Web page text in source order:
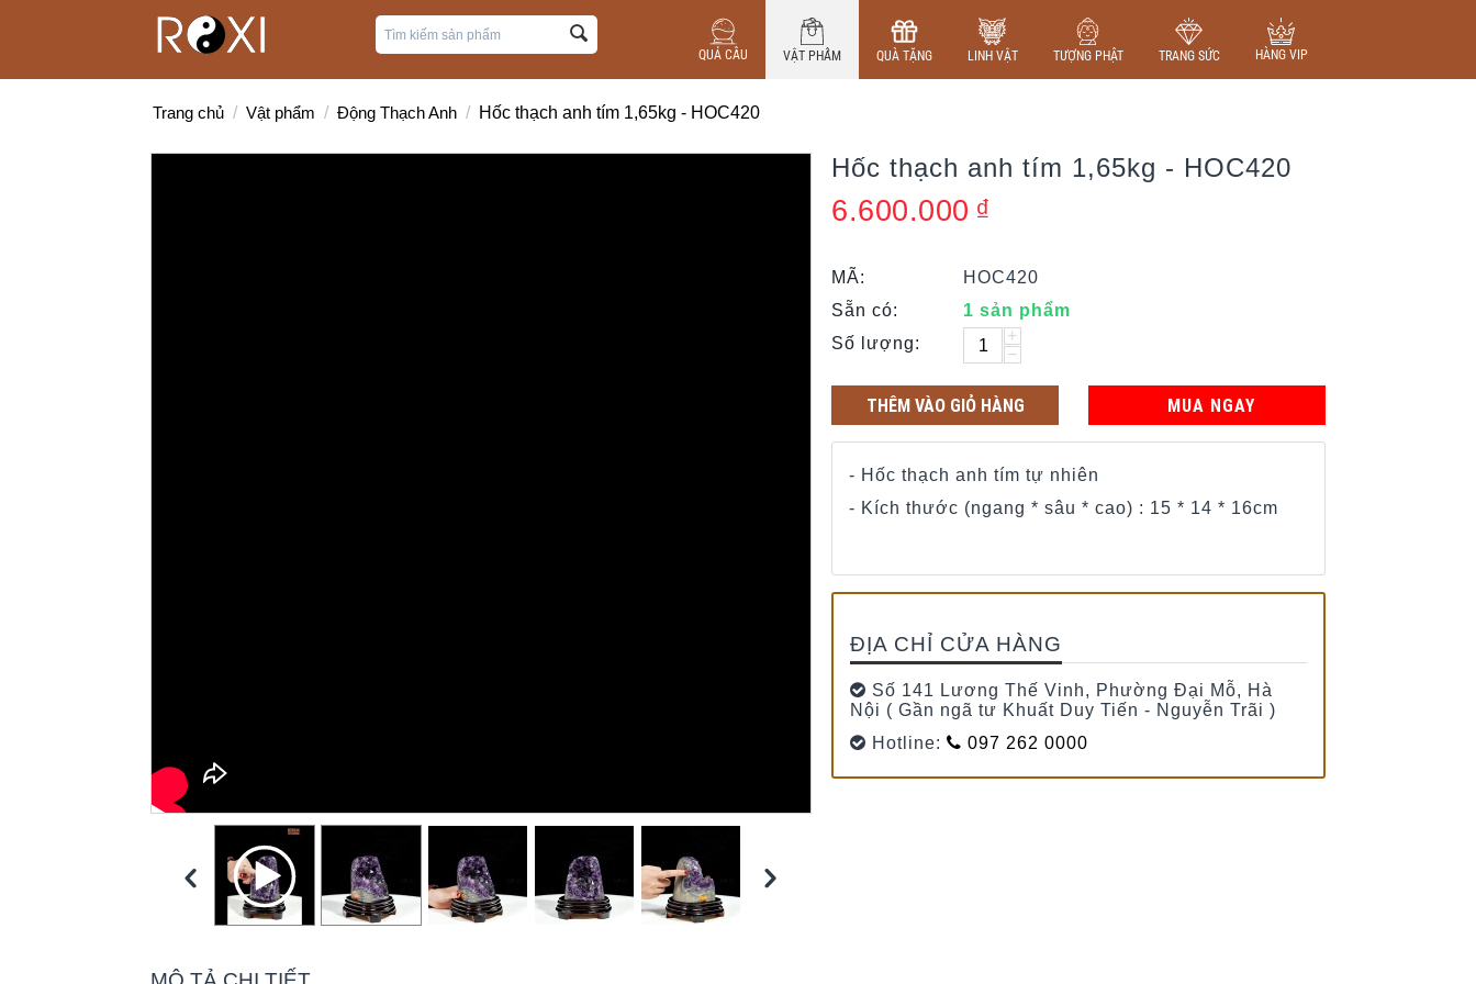
QUẢ CẦU VẬT PHẨM QUÀ TẶNG LINH VẬT TƯỢNG PHẬT TRANG SỨC HÀNG VIP
Trang chủ / Vật phẩm / Động Thạch Anh / Hốc thạch anh tím 1,65kg - HOC420
Hốc thạch anh tím 1,65kg - HOC420
6.600.000 ₫
MÃ:
HOC420
Sẵn có:
1 sản phẩm
Số lượng:
+
−
THÊM VÀO GIỎ HÀNG MUA NGAY
- Hốc thạch anh tím tự nhiên
- Kích thước (ngang * sâu * cao) : 15 * 14 * 16cm
ĐỊA CHỈ CỬA HÀNG
Số 141 Lương Thế Vinh, Phường Đại Mỗ, Hà
Nội ( Gần ngã tư Khuất Duy Tiến - Nguyễn Trãi )
Hotline:
097 262 0000